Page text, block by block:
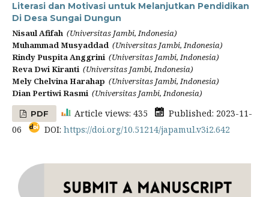
Literasi dan Motivasi untuk Melanjutkan Pendidikan
Di Desa Sungai Dungun
Nisaul Afifah (Universitas Jambi, Indonesia)
Muhammad Musyaddad (Universitas Jambi, Indonesia)
Rindy Puspita Anggrini (Universitas Jambi, Indonesia)
Reva Dwi Kiranti (Universitas Jambi, Indonesia)
Mely Chelvina Harahap (Universitas Jambi, Indonesia)
Dian Pertiwi Rasmi (Universitas Jambi, Indonesia)
PDF Article views: 435
Published: 2023-11-
06
DOI: https://doi.org/10.51214/japamul.v3i2.642